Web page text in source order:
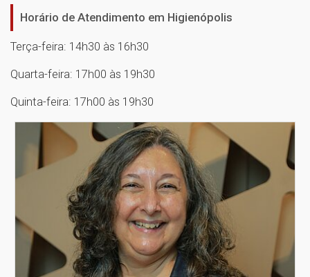
Horário de Atendimento em Higienópolis
Terça-feira: 14h30 às 16h30
Quarta-feira: 17h00 às 19h30
Quinta-feira: 17h00 às 19h30